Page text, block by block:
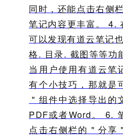
同时，还能点击右侧
笔记内容更丰富。 4.
可以发现有道云笔记
格. 目录. 截图等等功
当用户使用有道云笔
有个小技巧，那就是
＂组件中选择导出的
PDF或者Word。 6.
点击右侧栏的＂分享